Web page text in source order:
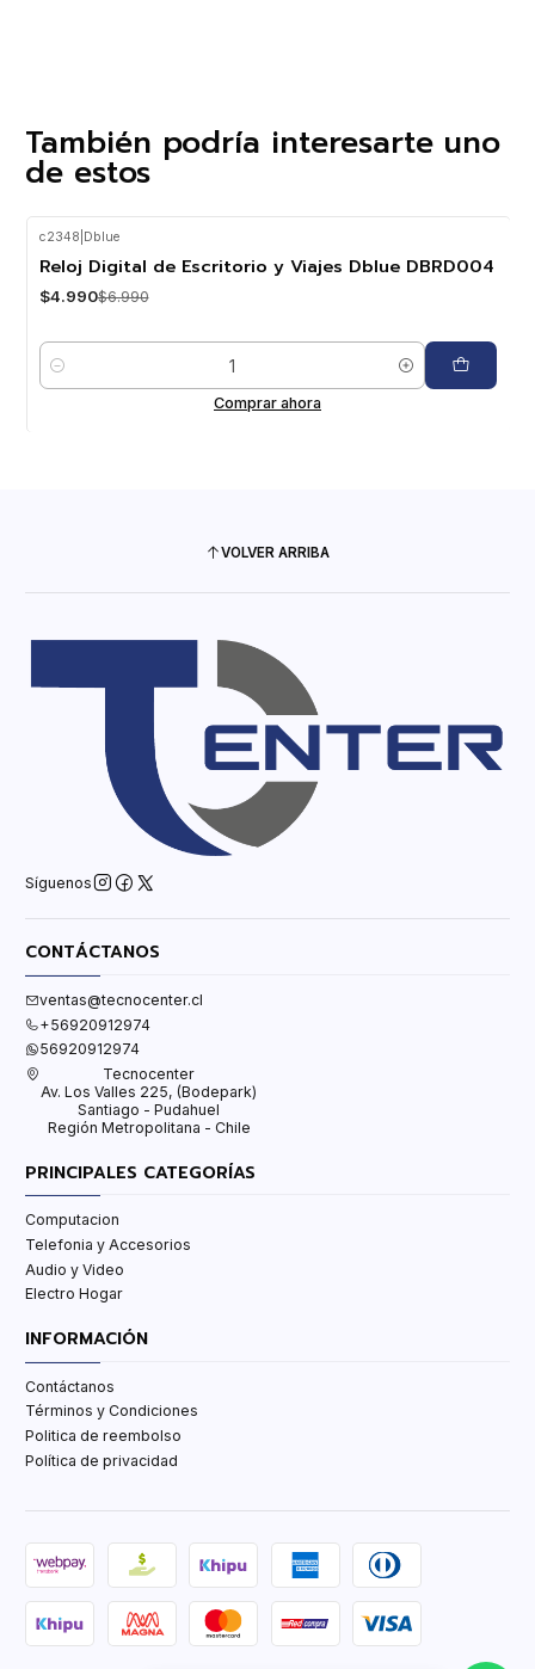
También podría interesarte uno
de estos
c2348 Dblue
Reloj Digital de Escritorio y Viajes Dblue DBRD004
$4.990$6.990
Cantidad
Comprar ahora
VOLVER ARRIBA
Síguenos
CONTÁCTANOS
ventas@tecnocenter.cl
+56920912974
56920912974
Tecnocenter
Av. Los Valles 225, (Bodepark)
Santiago - Pudahuel
Región Metropolitana - Chile
PRINCIPALES CATEGORÍAS
Computacion
Telefonia y Accesorios
Audio y Video
Electro Hogar
INFORMACIÓN
Contáctanos
Términos y Condiciones
Politica de reembolso
Política de privacidad